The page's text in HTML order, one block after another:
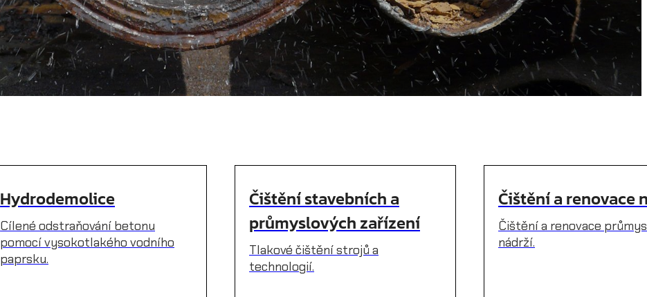
Hydrodemolice
Cílené odstraňování betonu
pomocí vysokotlakého vodního
paprsku.
Čištění stavebních a
průmyslových zařízení
Tlakové čištění strojů a
technologií.
Čištění a renovace
Čištění a renovace
nádrží.